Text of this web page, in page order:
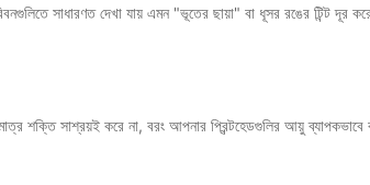
সাধারণত দেখা যায় এমন "ভূতের ছায়া" বা ধূসর রঙের টিন্ট দূর
শক্তি সাশ্রয়ই করে না, বরং আপনার প্রিন্টহেডগুলির আয়ু ব্যাপকভাবে